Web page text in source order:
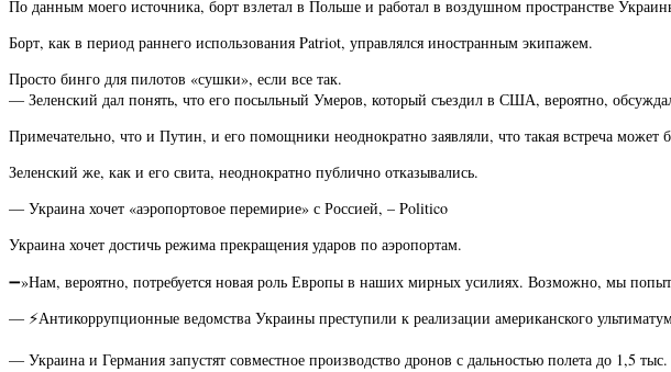
По данным моего источника, борт взлетал в Польше и работал в воздушном пространстве
Борт, как в период раннего использования Patriot, управлялся иностранным экипажем.
Просто бинго для пилотов «сушки», если все так.
— Зеленский дал понять, что его посыльный Умеров, который съездил в США, вероятно,
Примечательно, что и Путин, и его помощники неоднократно заявляли, что такая встреча
Зеленский же, как и его свита, неоднократно публично отказывались.
— Украина хочет «аэропортовое перемирие» с Россией, – Politico
Украина хочет достичь режима прекращения ударов по аэропортам.
➖»Нам, вероятно, потребуется новая роль Европы в наших мирных усилиях. Возможно, мы
— ⚡️Антикоррупционные ведомства Украины преступили к реализации американского
— Украина и Германия запустят совместное производство дронов с дальностью полета до 1,5